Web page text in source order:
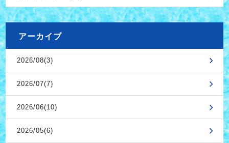
アーカイブ
2026/08(3)
2026/07(7)
2026/06(10)
2026/05(6)